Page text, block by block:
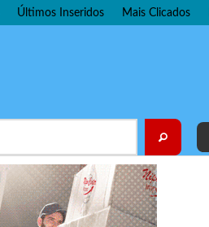
Últimos Inseridos Mais Clicados